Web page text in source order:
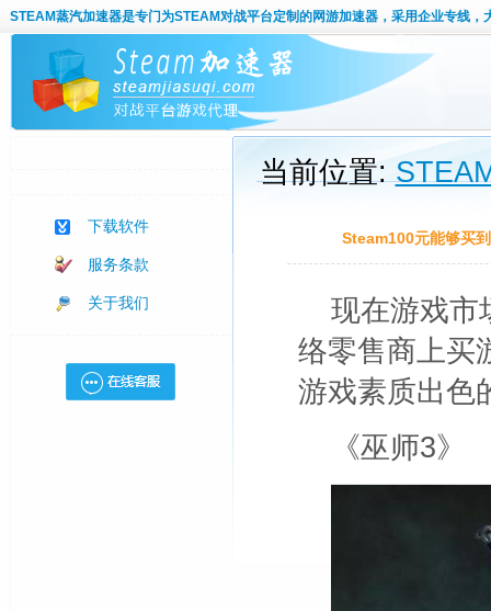
STEAM蒸汽加速器是专门为STEAM对战平台定制的网游加速器，采用企业专线，
下载软件
服务条款
关于我们
当前位置:
Steam100元能够买
现在游戏市
络零售商上买
游戏素质出色
《巫师3》